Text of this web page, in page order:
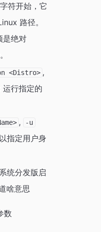
字符开始，它
路径。
是绝对
<Distro> ,
运行指定的
, -u
以指定用户身
统分发版启
啥意思
数